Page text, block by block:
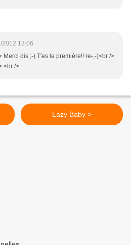
2012 13:06
Merci dis ;-) T'es la première!! re-;-)<br />
<br />
Lazy Baby >